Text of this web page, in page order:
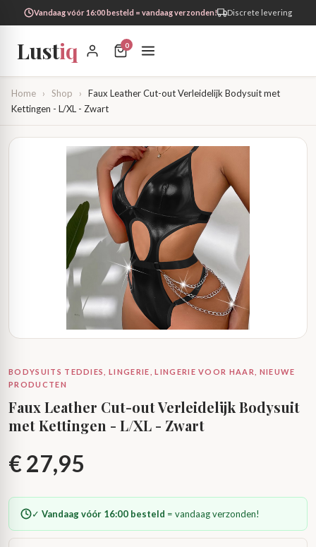
Vandaag vóór 16:00 besteld = vandaag verzonden! Discrete levering
Lustiq 0
Home › Shop ›
Faux Leather Cut-out Verleidelijk Bodysuit met
Kettingen - L/XL - Zwart
BODYSUITS TEDDIES, LINGERIE, LINGERIE VOOR HAAR, NIEUWE
PRODUCTEN
Faux Leather Cut-out Verleidelijk Bodysuit
met Kettingen - L/XL - Zwart
€27,95
✓ Vandaag vóór 16:00 besteld = vandaag verzonden!